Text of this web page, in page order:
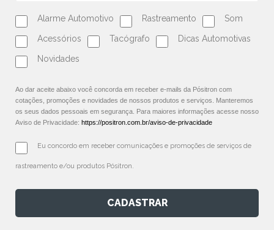
Alarme Automotivo Rastreamento Som
Acessórios Tacógrafo Dicas Automotivas
Novidades
Ao dar aceite abaixo você concorda em receber e-mails da Pósitron com
cotações, promoções e novidades de nossos produtos e serviços. Manteremos
os seus dados pessoais em segurança. Para maiores informações acesse nosso
Aviso de Privacidade: https://positron.com.br/aviso-de-privacidade
Eu concordo em receber comunicações e promoções de serviços de
rastreamento e/ou produtos Pósitron.
CADASTRAR